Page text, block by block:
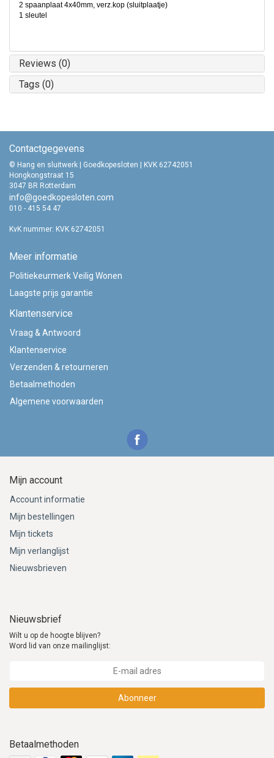
2 spaanplaat 4x40mm, verz.kop (sluitplaatje)
1 sleutel
Reviews (0)
Tags (0)
Contactgegevens
© Hang en sluitwerk | Goedkopesloten | KVK 62742051
Hongkongstraat 15
3047 BR Rotterdam
info@goedkopesloten.com
010 - 415 54 47
KvK nummer: KVK 62742051
Meer informatie
Politiekeurmerk Veilig Wonen
Laagste prijs garantie
Klantenservice
Vraag & Antwoord
Klantenservice
Verzenden & retourneren
Betaalmethoden
Algemene voorwaarden
Mijn account
Account informatie
Mijn bestellingen
Mijn tickets
Mijn verlanglijst
Nieuwsbrieven
Nieuwsbrief
Wilt u op de hoogte blijven?
Word lid van onze mailinglijst:
Abonneer
Betaalmethoden